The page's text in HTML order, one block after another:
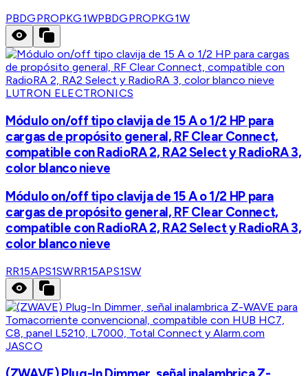
PBDGPROPKG1WPBDGPROPKG1W
LUTRON ELECTRONICS
Módulo on/off tipo clavija de 15 A o 1/2 HP para
cargas de propósito general, RF Clear Connect,
compatible con RadioRA 2, RA2 Select y RadioRA 3,
color blanco nieve
Módulo on/off tipo clavija de 15 A o 1/2 HP para
cargas de propósito general, RF Clear Connect,
compatible con RadioRA 2, RA2 Select y RadioRA 3,
color blanco nieve
RR15APS1SWRR15APS1SW
JASCO